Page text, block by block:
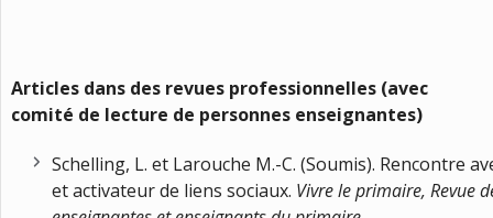
Articles dans des revues professionnelles (avec
comité de lecture de personnes enseignantes)
Schelling, L. et Larouche M.-C. (Soumis). Rencontre
et activateur de liens sociaux. Vivre le primaire, Revue